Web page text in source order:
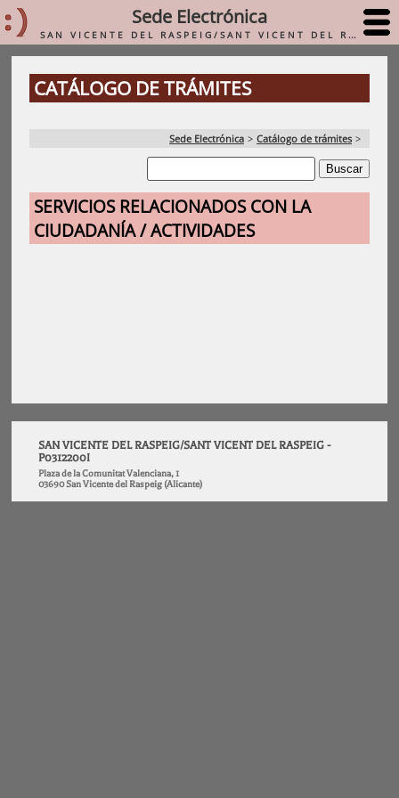
Sede Electrónica
SAN VICENTE DEL RASPEIG/SANT VICENT DEL RASPEIG
CATÁLOGO DE TRÁMITES
Sede Electrónica > Catálogo de trámites >
SERVICIOS RELACIONADOS CON LA
CIUDADANÍA / ACTIVIDADES
SAN VICENTE DEL RASPEIG/SANT VICENT DEL RASPEIG -
P0312200I
Plaza de la Comunitat Valenciana, 1
03690 San Vicente del Raspeig (Alicante)